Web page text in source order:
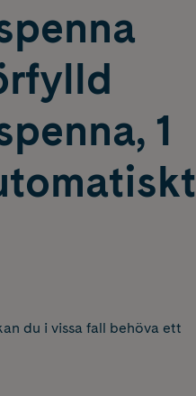
1
du i vissa fall behöva ett